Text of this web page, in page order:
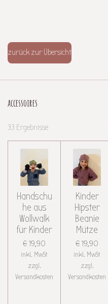
zurück zur Übersicht
accessoires
33 Ergebnisse
Handschu
he aus
Wollwalk
für Kinder
€ 19,90
inkl. MwSt
zzgl.
Versandkosten
Kinder
Hipster
Beanie
Mütze
€ 19,90
inkl. MwSt
zzgl.
Versandkosten